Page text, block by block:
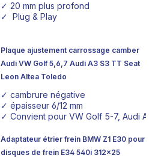
✓ 20 mm plus profond
✓ Plug & Play
Plaque ajustement carrossage camber
Audi VW Golf 5,6,7 Audi A3 S3 TT Seat
Leon Altea Toledo
✓ cambrure négative
✓ épaisseur 6/12 mm
✓ Convient pour VW Golf 5-7, Audi A3
Adaptateur étrier frein BMW Z1 E30 pour
disques de frein E34 540i 312x25